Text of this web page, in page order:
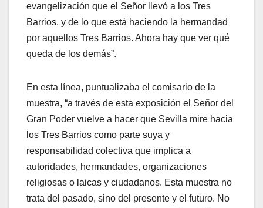
evangelización que el Señor llevó a los Tres
Barrios, y de lo que está haciendo la hermandad
por aquellos Tres Barrios. Ahora hay que ver qué
queda de los demás”.
En esta línea, puntualizaba el comisario de la
muestra, “a través de esta exposición el Señor del
Gran Poder vuelve a hacer que Sevilla mire hacia
los Tres Barrios como parte suya y
responsabilidad colectiva que implica a
autoridades, hermandades, organizaciones
religiosas o laicas y ciudadanos. Esta muestra no
trata del pasado, sino del presente y el futuro. No